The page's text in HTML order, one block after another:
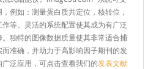
例如：测量蛋白质共定位，核转位，
等。灵活的系统配置使其成为有广泛
独特的图像数据质量使其非常适合捕
准确，并助力于高影响因子期刊的发
泛应用，可点击查看我们的发表文献